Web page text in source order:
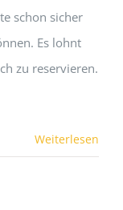
schon sicher
Es lohnt
zu reservieren.
Weiterlesen